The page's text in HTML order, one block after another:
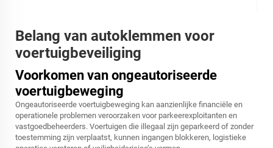
Belang van autoklemmen voor
voertuigbeveiliging
Voorkomen van ongeautoriseerde
voertuigbeweging
Ongeautoriseerde voertuigbeweging kan aanzienlijke financiële en
operationele problemen veroorzaken voor parkeerexploitanten en
vastgoedbeheerders. Voertuigen die illegaal zijn geparkeerd of zonder
toestemming zijn verplaatst, kunnen ingangen blokkeren, logistieke